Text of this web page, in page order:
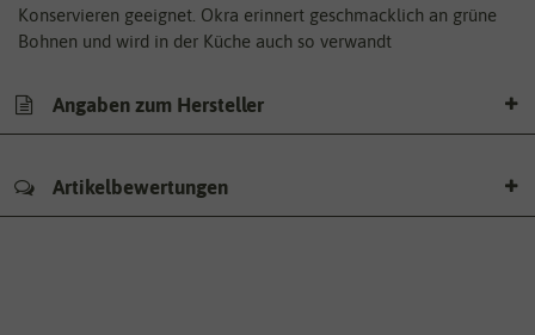
Konservieren geeignet. Okra erinnert geschmacklich an grüne
Bohnen und wird in der Küche auch so verwandt
Angaben zum Hersteller
Artikelbewertungen